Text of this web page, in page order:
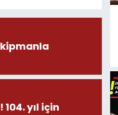
104. yıl için